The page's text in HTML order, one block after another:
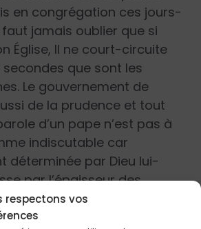
respectons vos
en congrégation ces jours-
jamais oublier que si
Église, Il ne court-circuite
que sont les
Le gouvernement de
de la prudence et tout
d’un pape n’est pas à
indiscutable car
déterminée par Dieu lui-
par l’épaisseur des
à savoir culturelles,